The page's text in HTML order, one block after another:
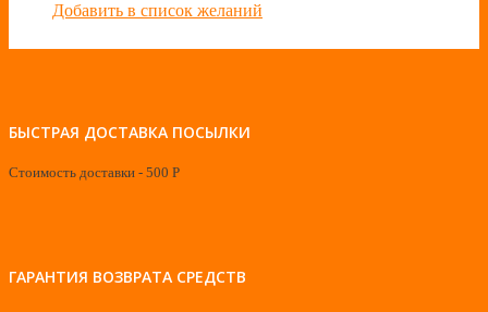
Добавить в список желаний
БЫСТРАЯ ДОСТАВКА ПОСЫЛКИ
Стоимость доставки - 500 Р
ГАРАНТИЯ ВОЗВРАТА СРЕДСТВ